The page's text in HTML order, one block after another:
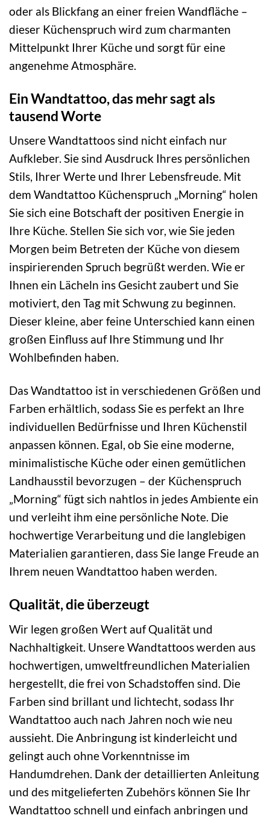
oder als Blickfang an einer freien Wandfläche –
dieser Küchenspruch wird zum charmanten
Mittelpunkt Ihrer Küche und sorgt für eine
angenehme Atmosphäre.
Ein Wandtattoo, das mehr sagt als
tausend Worte
Unsere Wandtattoos sind nicht einfach nur
Aufkleber. Sie sind Ausdruck Ihres persönlichen
Stils, Ihrer Werte und Ihrer Lebensfreude. Mit
dem Wandtattoo Küchenspruch „Morning“ holen
Sie sich eine Botschaft der positiven Energie in
Ihre Küche. Stellen Sie sich vor, wie Sie jeden
Morgen beim Betreten der Küche von diesem
inspirierenden Spruch begrüßt werden. Wie er
Ihnen ein Lächeln ins Gesicht zaubert und Sie
motiviert, den Tag mit Schwung zu beginnen.
Dieser kleine, aber feine Unterschied kann einen
großen Einfluss auf Ihre Stimmung und Ihr
Wohlbefinden haben.
Das Wandtattoo ist in verschiedenen Größen und
Farben erhältlich, sodass Sie es perfekt an Ihre
individuellen Bedürfnisse und Ihren Küchenstil
anpassen können. Egal, ob Sie eine moderne,
minimalistische Küche oder einen gemütlichen
Landhausstil bevorzugen – der Küchenspruch
„Morning“ fügt sich nahtlos in jedes Ambiente ein
und verleiht ihm eine persönliche Note. Die
hochwertige Verarbeitung und die langlebigen
Materialien garantieren, dass Sie lange Freude an
Ihrem neuen Wandtattoo haben werden.
Qualität, die überzeugt
Wir legen großen Wert auf Qualität und
Nachhaltigkeit. Unsere Wandtattoos werden aus
hochwertigen, umweltfreundlichen Materialien
hergestellt, die frei von Schadstoffen sind. Die
Farben sind brillant und lichtecht, sodass Ihr
Wandtattoo auch nach Jahren noch wie neu
aussieht. Die Anbringung ist kinderleicht und
gelingt auch ohne Vorkenntnisse im
Handumdrehen. Dank der detaillierten Anleitung
und des mitgelieferten Zubehörs können Sie Ihr
Wandtattoo schnell und einfach anbringen und